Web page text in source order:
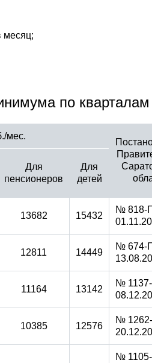
месяц;
по кварталам
мес.
Для
пенсионеров
Для
детей
13682 15432
№ 818-
12811 14449
№ 674-
11164 13142
№
10385 12576
№
№